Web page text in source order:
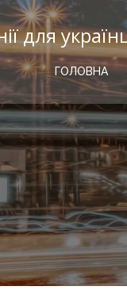
для
ГОЛОВНА